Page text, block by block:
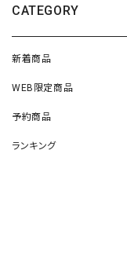
CATEGORY
新着商品
WEB限定商品
予約商品
ランキング